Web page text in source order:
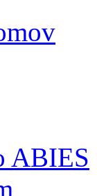
ABIES